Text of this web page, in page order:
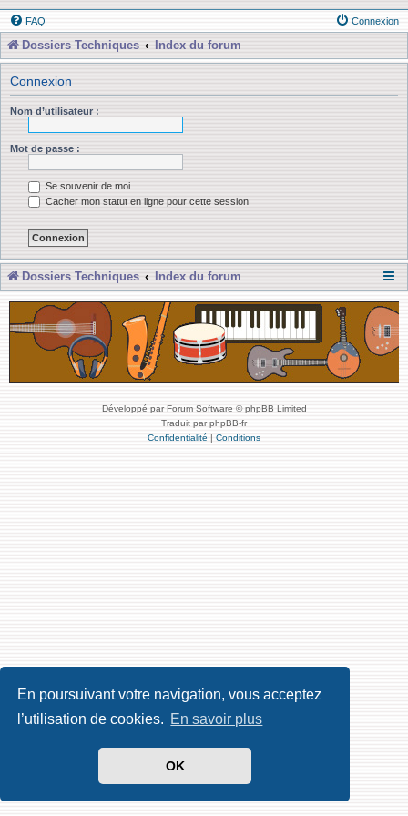
En poursuivant votre navigation, vous acceptez
l’utilisation de cookies. En savoir plus
OK
FAQ Connexion
Dossiers Techniques Index du forum
Connexion
Nom d’utilisateur :
Mot de passe :
Se souvenir de moi
Cacher mon statut en ligne pour cette session
Dossiers Techniques Index du forum
Développé par Forum Software © phpBB Limited
Traduit par phpBB-fr
Confidentialité | Conditions